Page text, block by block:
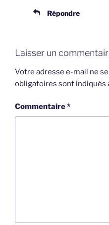
Répondre
Laisser un
Votre adresse e-mail ne
obligatoires sont indiqués
Commentaire*